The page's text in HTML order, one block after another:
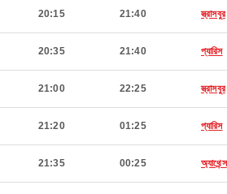
20:15 21:40 স্ত্রাসবুর
20:35 21:40 প্যারিস
21:00 22:25 স্ত্রাসবুর
21:20 01:25 প্যারিস
21:35 00:25 অ্যাথেন্স